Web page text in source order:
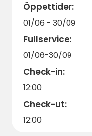
Välkommen till
Allsåklubbens
kulturen möts.
Öppettider:
01/06 - 30/09
Fullservice:
01/06-30/09
Check-in:
12:00
Check-ut:
12:00